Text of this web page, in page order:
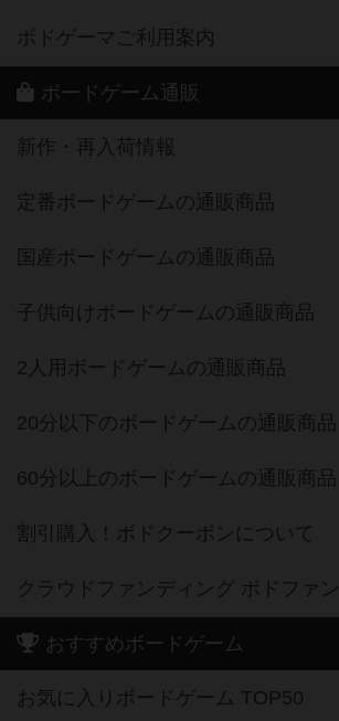
ボドゲーマご利用案内
ボードゲーム通販
新作・再入荷情報
定番ボードゲームの通販商品
国産ボードゲームの通販商品
子供向けボードゲームの通販商品
2人用ボードゲームの通販商品
20分以下のボードゲームの通販商品
60分以上のボードゲームの通販商品
割引購入！ボドクーポンについて
クラウドファンディング ボドファン
おすすめボードゲーム
お気に入りボードゲーム TOP50